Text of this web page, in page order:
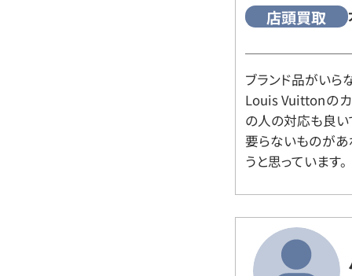
店頭買取
ブランド品がいら
Louis Vuittonの
の人の対応も良い
要らないものがあ
うと思っています。